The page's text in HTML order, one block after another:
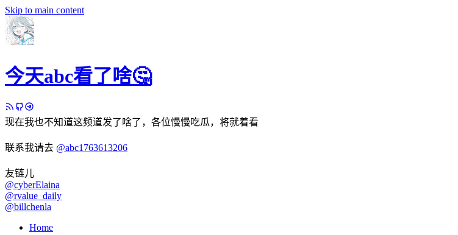
Skip to main content
今天abc看了啥🤔
现在我也不知道这频道发了啥了，各位慢慢吃瓜，将就着看
联系我请去 @abc1763613206
友链儿
@cyberElaina
@rvalue_daily
@billchenla
Home